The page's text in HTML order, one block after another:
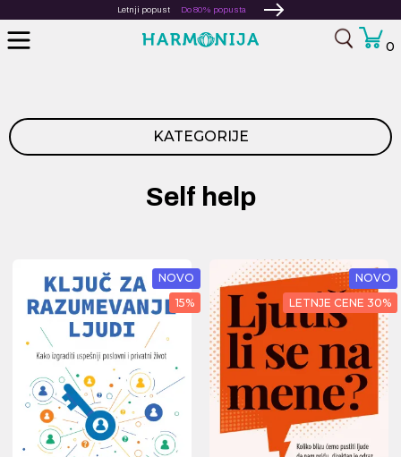
Letnji popust Do 80% popusta
0
KATEGORIJE
Self help
NOVO
15%
NOVO
LETNJE CENE 30%